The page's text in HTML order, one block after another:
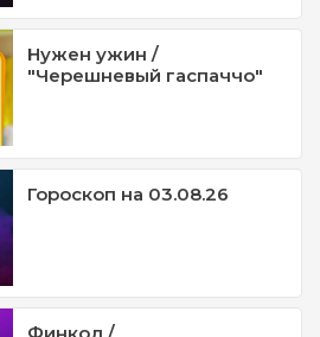
Нужен ужин /
"Черешневый гаспаччо"
Гороскоп на 03.08.26